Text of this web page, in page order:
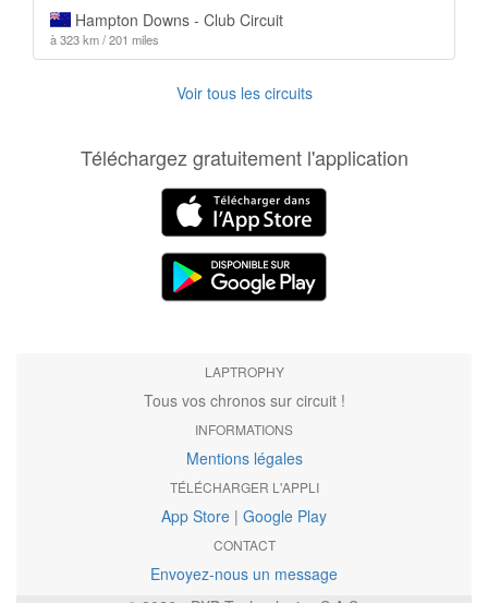
Hampton Downs - Club Circuit
à 323 km / 201 miles
Voir tous les circuits
Téléchargez gratuitement l'application
LAPTROPHY
Tous vos chronos sur circuit !
INFORMATIONS
Mentions légales
TÉLÉCHARGER L'APPLI
App Store | Google Play
CONTACT
Envoyez-nous un message